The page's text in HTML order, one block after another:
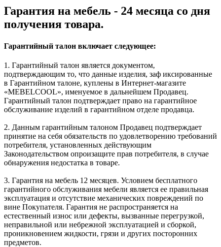
Гарантия на мебель - 24 месяца со дня
получения товара.
Гарантийный талон включает следующее:
1. Гарантийный талон является документом,
подтверждающим то, что данные изделия, заф иксированные
в Гарантийном талоне, куплены в Интернет-магазите
«MEBELCOOL», именуемое в дальнейшем Продавец.
Гарантийный талон подтверждает право на гарантийное
обслуживание изделий в гарантийном отделе продавца.
2. Данным гарантийным талоном Продавец подтверждает
принятие на себя обязательств по удовлетворению требований
потребителя, установленных действующим
Законодательством опроизащите прав потребителя, в случае
обнаружения недостатка в товаре.
3. Гарантия на мебель 12 месяцев. Условием бесплатного
гарантийного обслуживания мебели является ее правильная
эксплуатация и отсутствие механических повреждений по
вине Покупателя. Гарантия не распространяется на
естественный износ или дефекты, вызванные перегрузкой,
неправильной или небрежной эксплуатацией и сборкой,
проникновением жидкости, грязи и других посторонних
предметов.